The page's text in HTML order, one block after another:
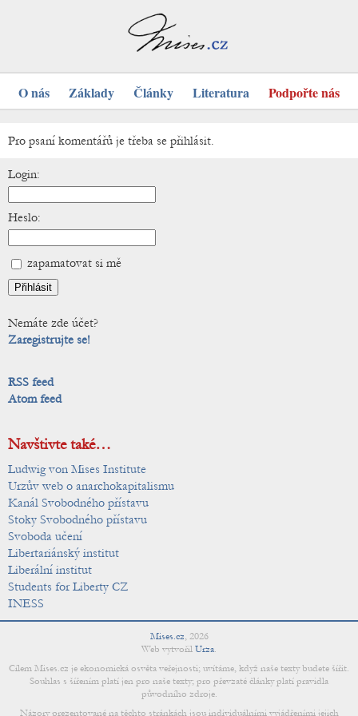
O nás Základy Články Literatura Podpořte nás
Pro psaní komentářů je třeba se přihlásit.
Login:
Heslo:
zapamatovat si mě
Nemáte zde účet?
Zaregistrujte se!
RSS feed
Atom feed
Navštivte také…
Ludwig von Mises Institute
Urzův web o anarchokapitalismu
Kanál Svobodného přístavu
Stoky Svobodného přístavu
Svoboda učení
Libertariánský institut
Liberální institut
Students for Liberty CZ
INESS
Mises.cz, 2026
Web vytvořil Urza.
Cílem Mises.cz je ekonomická osvěta veřejnosti; uvítáme, když naše texty budete šířit.
Souhlas s šířením platí jen pro naše texty; pro převzaté články platí pravidla
původního zdroje.
Názory prezentované na těchto stránkách jsou individuálními vyjádřeními jejich